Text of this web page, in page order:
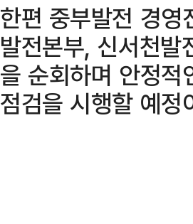
한편 중부발전 경영
발전본부, 신서천
을 순회하며 안정
점검을 시행할 예정